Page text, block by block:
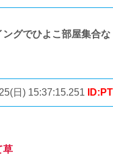
ングでひよこ部屋集合な
日) 15:37:15.251
草